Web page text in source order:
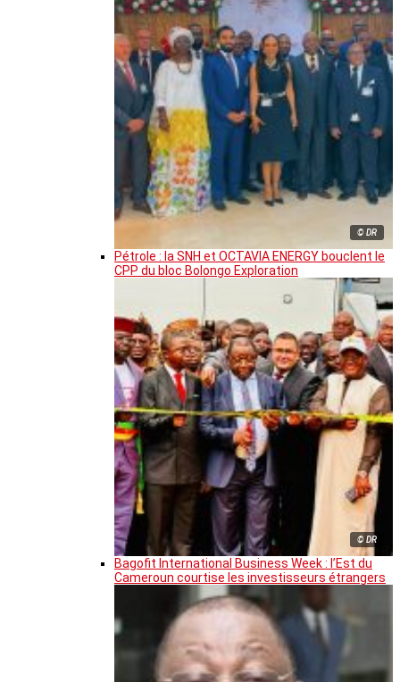
© DR
Pétrole : la SNH et OCTAVIA ENERGY bouclent le
CPP du bloc Bolongo Exploration
© DR
Bagofit International Business Week : l’Est du
Cameroun courtise les investisseurs étrangers